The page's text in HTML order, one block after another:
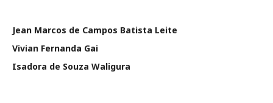
Jean Marcos de Campos Batista Leite
Vivian Fernanda Gai
Isadora de Souza Waligura